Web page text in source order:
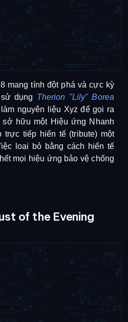
mang tính đột phá và cực kỳ
dụng Therion "Lily" Borea
nguyên liệu Xyz để gọi ra
sở hữu một Hiệu ứng Nhanh
trực tiếp hiến tế (tribute) một
loại bỏ bằng cách hiến tế
mọi hiệu ứng bảo vệ chống
of the Evening